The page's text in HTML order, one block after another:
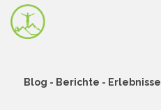
Blog - Berichte - Erlebnisse